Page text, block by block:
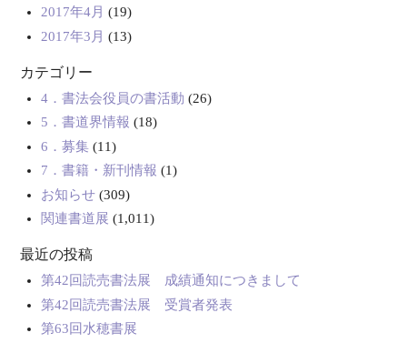
2017年4月 (19)
2017年3月 (13)
カテゴリー
4．書法会役員の書活動 (26)
5．書道界情報 (18)
6．募集(11)
7．書籍・新刊情報 (1)
お知らせ(309)
関連書道展 (1,011)
最近の投稿
第42回読売書法展 成績通知につきまして
第42回読売書法展 受賞者発表
第63回水穂書展